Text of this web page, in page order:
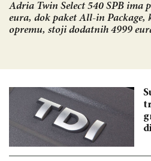
Adria Twin Select 540 SPB ima
eura, dok paket All-in Package,
opremu, stoji dodatnih 4999